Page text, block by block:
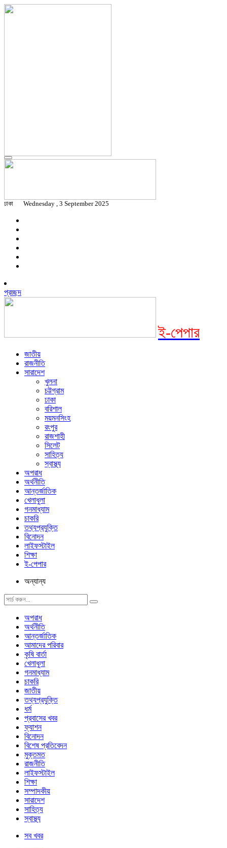
ঢাকা Wednesday , 3 September 2025
প্রচ্ছদ
ই-পেপার
জাতীয়
রাজনীতি
সারাদেশ
খুলনা
চট্টগ্রাম
ঢাকা
বরিশাল
ময়মনসিংহ
রংপুর
রাজশাহী
সিলেট
সাহিত্য
স্বাস্থ্য
অপরাধ
অর্থনীতি
আন্তর্জাতিক
খেলাধুলা
গনমাধ্যাম
চাকরি
তথ্যপ্রযুক্তি
বিনোদন
লাইফস্টাইল
শিক্ষা
ই-পেপার
অন্যান্য
অপরাধ
অর্থনীতি
আন্তর্জাতিক
আমাদের পরিবার
কৃষি বার্তা
খেলাধুলা
গনমাধ্যাম
চাকরি
জাতীয়
তথ্যপ্রযুক্তি
ধর্ম
প্রবাসের খবর
ফ্যাশন
বিনোদন
বিশেষ প্রতিবেদন
মুক্তমত
রাজনীতি
লাইফস্টাইল
শিক্ষা
সম্পাদকীয়
সারাদেশ
সাহিত্য
স্বাস্থ্য
সব খবর